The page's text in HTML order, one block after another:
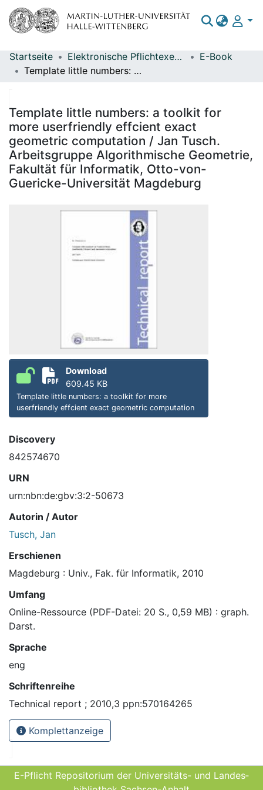
Bereiche & Sammlungen
Statistiken
Startseite Elektronische Pflichtexemplare
E-Book
Template little numbers: a toolkit for more userfriendly effcient exact geometric computation / Jan Tusch. Arbeitsgruppe Algorithmische Geometrie, Fakultät für Informatik, Otto-von-Guericke-Universität Magdeburg
Template little numbers: a toolkit for
more userfriendly effcient exact
geometric computation / Jan Tusch.
Arbeitsgruppe Algorithmische Geometrie,
Fakultät für Informatik, Otto-von-
Guericke-Universität Magdeburg
Download
609.45 KB
Template little numbers: a toolkit for more
userfriendly effcient exact geometric computation
Discovery
842574670
URN
urn:nbn:de:gbv:3:2-50673
Autorin / Autor
Tusch, Jan
Erschienen
Magdeburg : Univ., Fak. für Informatik, 2010
Umfang
Online-Ressource (PDF-Datei: 20 S., 0,59 MB) : graph.
Darst.
Sprache
eng
Schriftenreihe
Technical report ; 2010,3 ppn:570164265
Komplettanzeige
E-Pflicht Repositorium der Universitäts- und Landes­